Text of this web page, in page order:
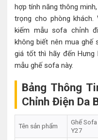
hợp tính năng thông
trọng cho phòng
kiếm mẫu sofa chỉnh
không biết nên mua
giá tốt thì hãy đến Hưng
mẫu ghế sofa này.
Bảng Thông
Chỉnh Điện Da
Tên sản phẩm
Ghế
Y27